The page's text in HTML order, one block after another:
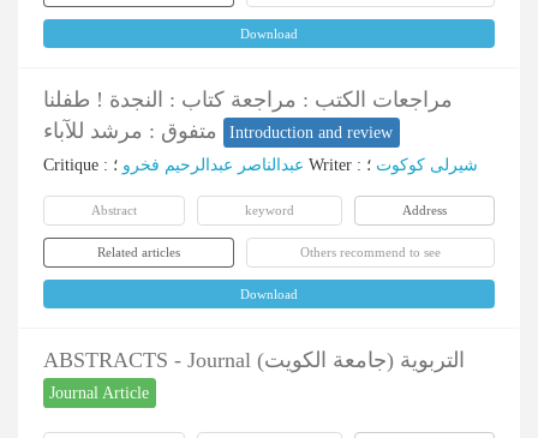
Download
مراجعات الکتب : مراجعة کتاب : النجدة ! طفلنا
Introduction and review
Critique : عبدالناصر عبدالرحیم فخرو Writer : شیرلی کوکوت ؛
Abstract keyword Address
Related articles Others recommend to see
Download
ABSTRACTS - Journal التربویة (جامعة الکویت)
Journal Article